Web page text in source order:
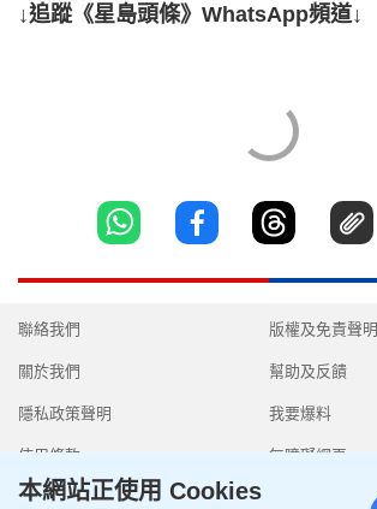
↓追蹤《星島頭條》WhatsApp頻道↓
聯絡我們
關於我們
隱私政策聲明
使用條款
版權及免責聲明
幫助及反饋
我要爆料
無障礙網頁
本網站正使用 Cookies